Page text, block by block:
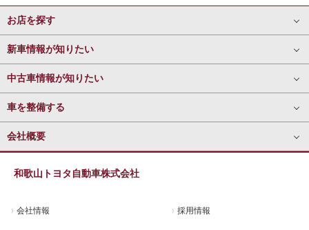
お店を探す
新車情報が知りたい
中古車情報が知りたい
車を整備する
会社概要
和歌山トヨタ自動車株式会社
会社情報 採用情報